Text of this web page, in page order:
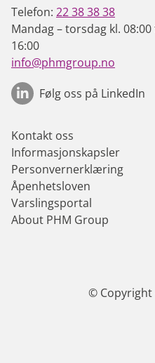
Telefon: 22 38 38 38
Mandag – torsdag kl.
16:00
info@phmgroup.no
Følg oss på LinkedIn
Kontakt oss
Informasjonskapsler
Personvernerklæring
Åpenhetsloven
Varslingsportal
About PHM Group
© Copyright